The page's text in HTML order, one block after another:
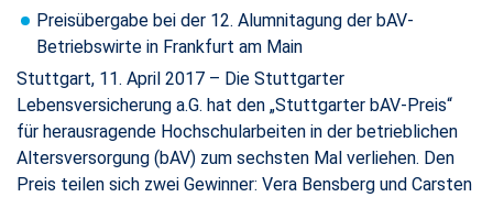
Preisübergabe bei der 12. Alumnitagung der bAV-
Betriebswirte in Frankfurt am Main
Stuttgart, 11. April 2017 – Die Stuttgarter
Lebensversicherung a.G. hat den „Stuttgarter bAV-Preis“
für herausragende Hochschularbeiten in der betrieblichen
Altersversorgung (bAV) zum sechsten Mal verliehen. Den
Preis teilen sich zwei Gewinner: Vera Bensberg und Carsten